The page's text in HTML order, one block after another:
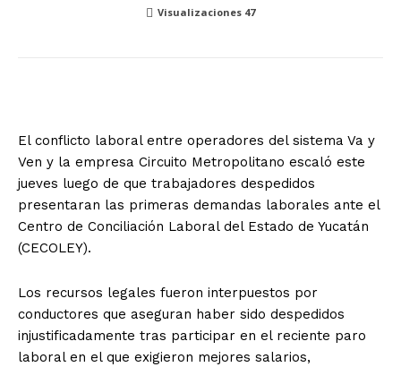
Visualizaciones 47
El conflicto laboral entre operadores del sistema Va y
Ven y la empresa Circuito Metropolitano escaló este
jueves luego de que trabajadores despedidos
presentaran las primeras demandas laborales ante el
Centro de Conciliación Laboral del Estado de Yucatán
(CECOLEY).
Los recursos legales fueron interpuestos por
conductores que aseguran haber sido despedidos
injustificadamente tras participar en el reciente paro
laboral en el que exigieron mejores salarios,